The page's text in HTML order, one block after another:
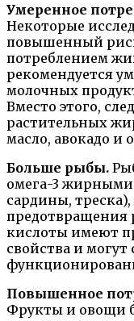
Умеренное
Некоторые
повышенный
потреблением
рекомендуется
молочных
Вместо этого,
растительных
масло, авокадо и
Больше рыбы.
омега-3 жирными
сардины,
предотвращения
кислоты имеют
свойства и могут
Повышенное
Фрукты и овощи